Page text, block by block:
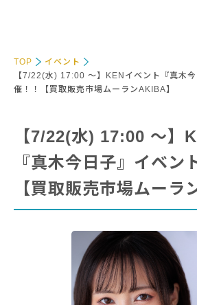
TOP
イベント
【7/22(水) 17:00 〜】KENイベント『真木
催！！【買取販売市場ムーランAKIBA】
【7/22(水) 17:00 〜】
『真木今日子』イベン
【買取販売市場ムーラ